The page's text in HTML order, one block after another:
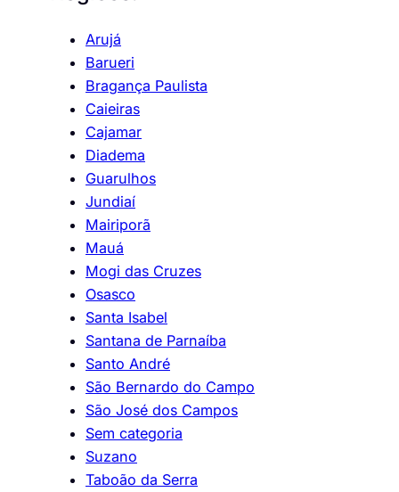
Arujá
Barueri
Bragança Paulista
Caieiras
Cajamar
Diadema
Guarulhos
Jundiaí
Mairiporã
Mauá
Mogi das Cruzes
Osasco
Santa Isabel
Santana de Parnaíba
Santo André
São Bernardo do Campo
São José dos Campos
Sem categoria
Suzano
Taboão da Serra